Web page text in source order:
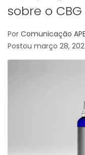
sobre o CBG
Por Comunicação
Postou março 28,